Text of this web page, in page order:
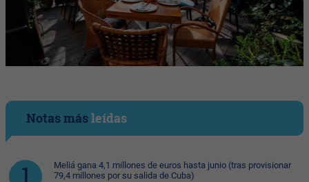
Notas másleídas
Meliá gana 4,1 millones de euros hasta junio (tras provisionar
79,4 millones por su salida de Cuba)